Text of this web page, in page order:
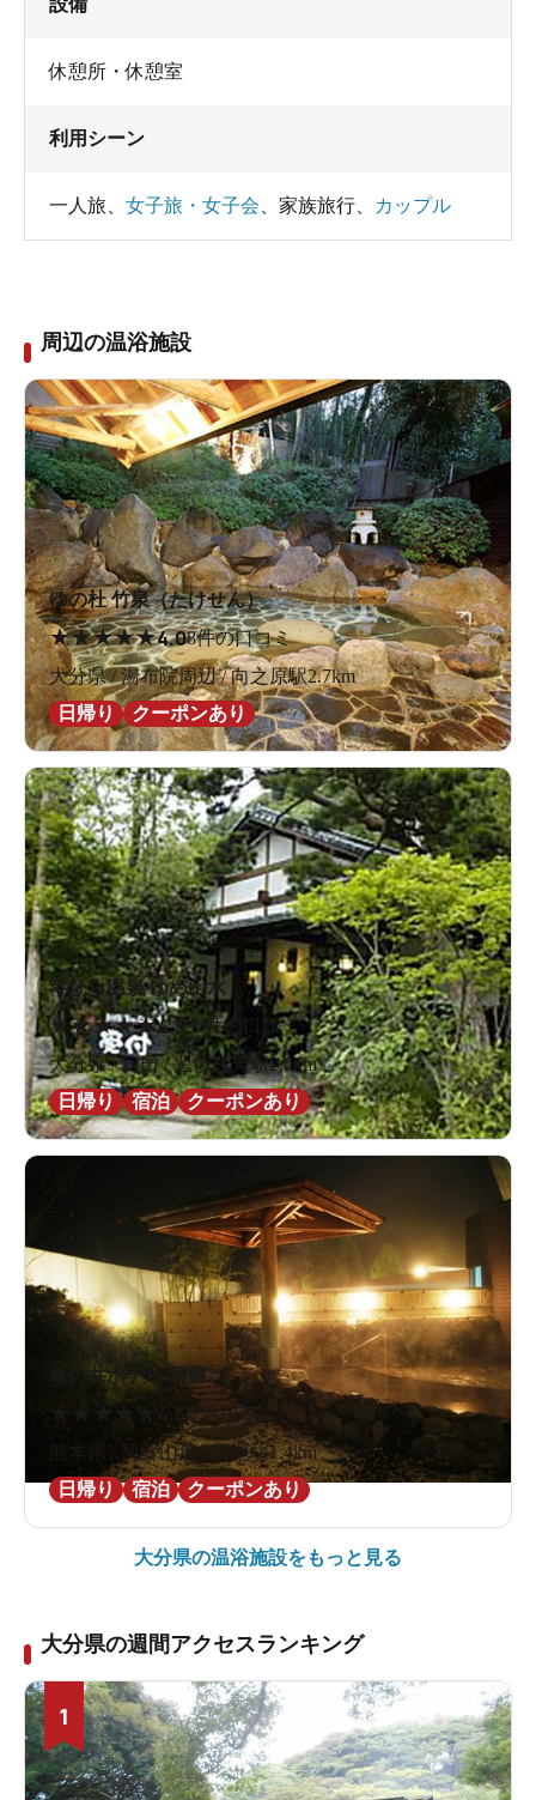
休憩所・休憩室
利用シーン
一人旅 女子旅・女子会 家族旅行 カップル
周辺の温浴施設
ゆの杜 竹泉（たけせん）
★★★★★4.08件の口コミ
大分県 / 湯布院周辺 / 向之原駅2.7km
日帰り
クーポンあり
琴ひら温泉 ゆめ山水
★★★★★4.532件の口コミ
大分県 / 日田 / 豊後三芳駅2.0km
日帰り
宿泊 クーポンあり
亀の井ホテル 阿蘇
★
2件の口コミ
熊本県 / 阿蘇山麓 / 宮地駅1.4km
日帰り
宿泊 クーポンあり
大分県の温浴施設をもっと見る
大分県の週間アクセスランキング
1